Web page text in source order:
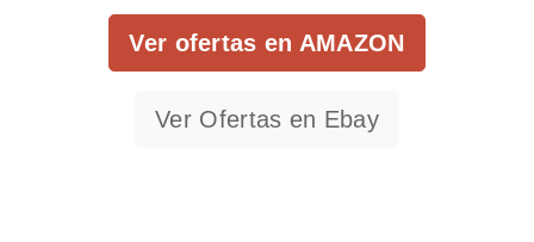
Ver ofertas en AMAZON
Ver Ofertas en Ebay